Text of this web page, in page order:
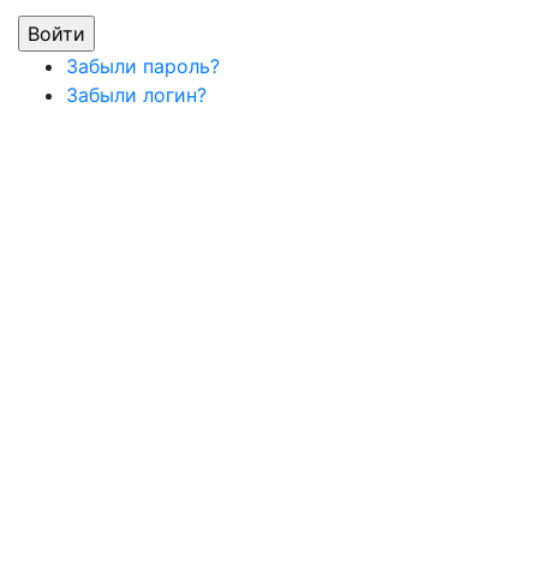
Забыли пароль?
Забыли логин?